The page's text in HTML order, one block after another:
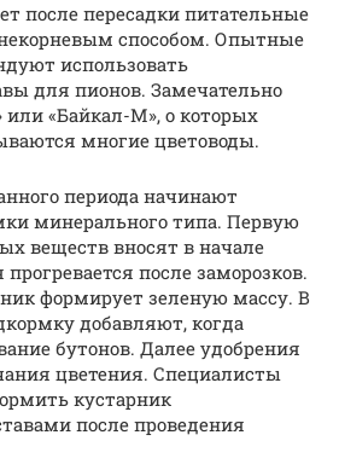
после пересадки питательные
способом. Опытные
использовать
для пионов. Замечательно
или «Байкал-М», о которых
многие цветоводы.
периода начинают
минерального типа. Первую
веществ вносят в начале
после заморозков.
формирует зеленую массу. В
добавляют, когда
бутонов. Далее удобрения
цветения. Специалисты
кустарник
после проведения